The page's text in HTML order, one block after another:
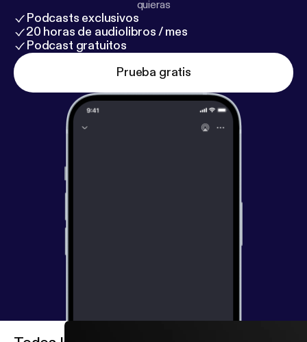
quieras
Podcasts exclusivos
20 horas de audiolibros / mes
Podcast gratuitos
Prueba gratis